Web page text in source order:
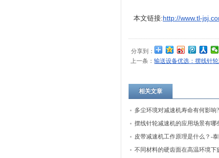
本文链接:http://www.tl-
分享到：
上一条：输送设备优选：摆线针
相关文章
多尘环境对减速机寿命有何影响
隆减速机
摆线针轮减速机的应用场景有哪
隆减速机
皮带减速机工作原理是什么？-
机
不同材料的硬齿面在高温环境下